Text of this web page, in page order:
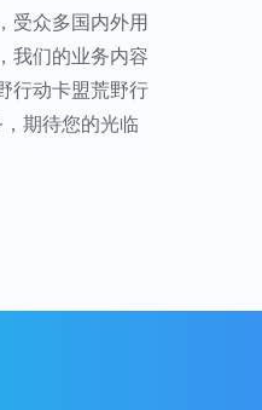
受众多国内外用
我们的业务内容
行动卡盟荒野行
期待您的光临